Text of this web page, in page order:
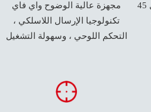
مجهزة عالية الوضوح واي فاي
تكنولوجيا الإرسال اللاسلكي ،
التحكم اللوحي ، وسهولة التشغيل
الميل الكهربائي لأعلى ولأسفل 45